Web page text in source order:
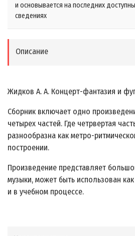
и основывается на последних
сведениях
Описание
Жидков А. А. Концерт-фантазия и
Сборник включает одно
четырех частей. Где четрвертая
разнообразна как метро-
построении.
Произведение представляет
музыки, может быть использован
и в учебном процессе.